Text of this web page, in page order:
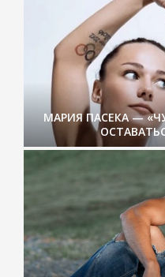
МАРИЯ ПАСЕКА —